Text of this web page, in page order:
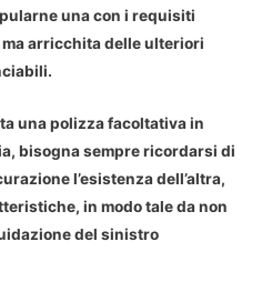
una con i requisiti
arricchita delle ulteriori
una polizza facoltativa in
bisogna sempre ricordarsi di
l’esistenza dell’altra,
in modo tale da non
del sinistro